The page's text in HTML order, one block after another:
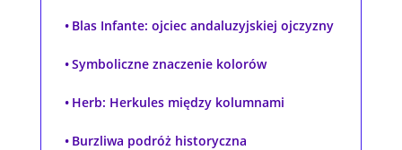
Blas Infante: ojciec andaluzyjskiej ojczyzny
Symboliczne znaczenie kolorów
Herb: Herkules między kolumnami
Burzliwa podróż historyczna